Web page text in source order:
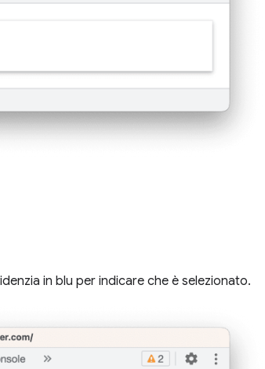
in blu per indicare che è selezionato.